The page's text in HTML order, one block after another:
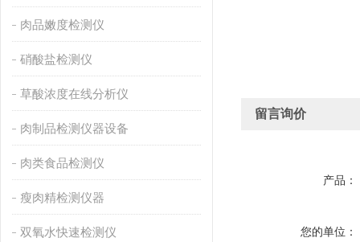
肉品嫩度检测仪
硝酸盐检测仪
草酸浓度在线分析仪
肉制品检测仪器设备
肉类食品检测仪
瘦肉精检测仪器
双氧水快速检测仪
留言询价
产品：
您的单位：